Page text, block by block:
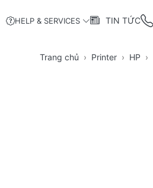
HELP & SERVICES TIN TỨC
Trang chủ Printer HP